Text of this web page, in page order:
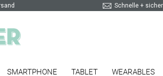
Schnelle +
SMARTPHONE TABLET WEARABLES